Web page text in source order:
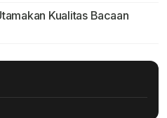
Kualitas Bacaan